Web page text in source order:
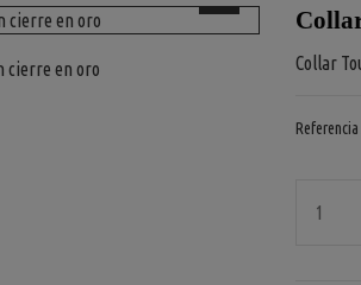
Collar
Referencia